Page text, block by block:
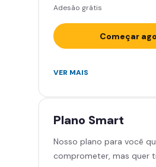
Adesão grátis
Começar
Acesso ilimitado a
Cadeira de massagem
Área de musculação
Smart Fit App
VER MAIS
Plano Smart
Nosso plano para você
comprometer, mas quer